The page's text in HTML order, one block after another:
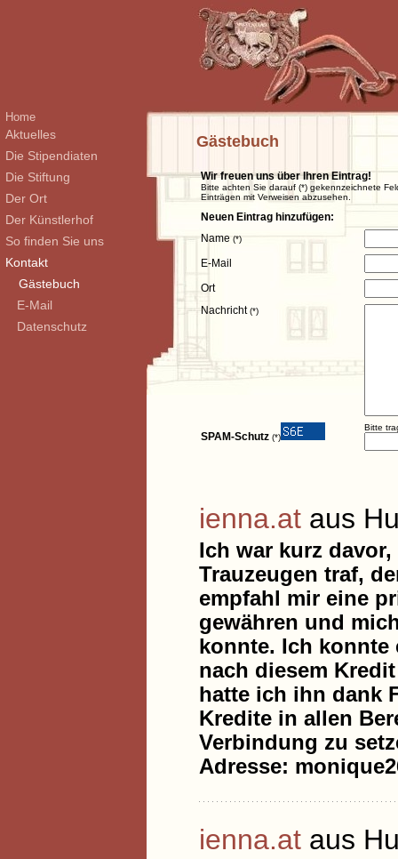
Home
Aktuelles
Die Stipendiaten
Die Stiftung
Der Ort
Der Künstlerhof
So finden Sie uns
Kontakt
Gästebuch
E-Mail
Datenschutz
Gästebuch
Wir freuen uns über Ihren Eintrag!
Bitte achten Sie darauf (*) gekennzeichnete
Einträgen mit Verweisen abzusehen.
Neuen Eintrag hinzufügen:
Name (*)
E-Mail
Ort
Nachricht(*)
SPAM-Schutz (*)
Bitte
ienna.at aus
Ich war kurz
Trauzeugen traf,
empfahl mir eine
gewähren und
konnte. Ich konnte
nach diesem
hatte ich ihn dank
Kredite in allen
Verbindung zu
Adresse:
ienna.at aus